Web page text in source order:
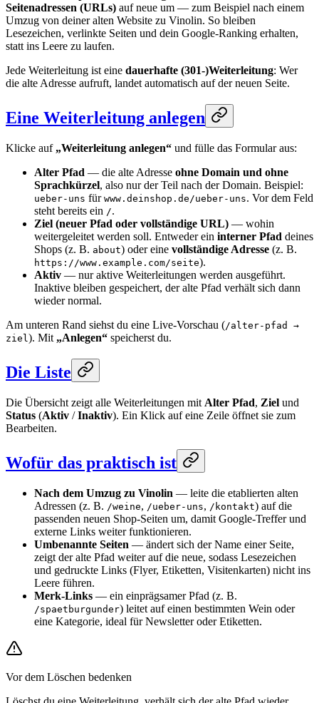
Seitenadressen (URLs) auf neue um — zum Beispiel nach einem
Umzug von deiner alten Website zu Vinolin. So bleiben
Lesezeichen, verlinkte Seiten und dein Google-Ranking erhalten,
statt ins Leere zu laufen.
Jede Weiterleitung ist eine dauerhafte (301-)Weiterleitung: Wer
die alte Adresse aufruft, landet automatisch auf der neuen Seite.
Eine Weiterleitung anlegen
Klicke auf „Weiterleitung anlegen“ und fülle das Formular aus:
Alter Pfad — die alte Adresse ohne Domain und ohne
Sprachkürzel, also nur der Teil nach der Domain. Beispiel:
ueber-uns für www.deinshop.de/ueber-uns. Vor dem Feld
steht bereits ein /.
Ziel (neuer Pfad oder vollständige URL) — wohin
weitergeleitet werden soll. Entweder ein interner Pfad deines
Shops (z. B. about) oder eine vollständige Adresse (z. B.
https://www.example.com/seite).
Aktiv — nur aktive Weiterleitungen werden ausgeführt.
Inaktive bleiben gespeichert, der alte Pfad verhält sich dann
wieder normal.
Am unteren Rand siehst du eine Live-Vorschau (/alter-pfad →
ziel). Mit „Anlegen“ speicherst du.
Die Liste
Die Übersicht zeigt alle Weiterleitungen mit Alter Pfad, Ziel und
Status (Aktiv /Inaktiv). Ein Klick auf eine Zeile öffnet sie zum
Bearbeiten.
Wofür das praktisch ist
Nach dem Umzug zu Vinolin — leite die etablierten alten
Adressen (z. B. /weine, /ueber-uns, /kontakt) auf die
passenden neuen Shop-Seiten um, damit Google-Treffer und
externe Links weiter funktionieren.
Umbenannte Seiten — ändert sich der Name einer Seite,
zeigt der alte Pfad weiter auf die neue, sodass Lesezeichen
und gedruckte Links (Flyer, Etiketten, Visitenkarten) nicht ins
Leere führen.
Merk-Links — ein einprägsamer Pfad (z. B.
/spaetburgunder) leitet auf einen bestimmten Wein oder
eine Kategorie, ideal für Newsletter oder Etiketten.
Vor dem Löschen bedenken